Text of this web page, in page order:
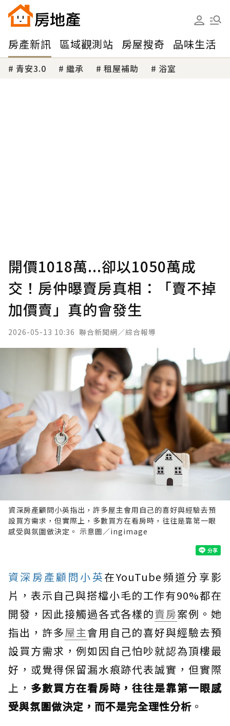
房產新訊 區域觀測站 房屋搜奇 品味生活
青安3.0 繼承 租屋補助 浴室
開價1018萬...卻以1050萬成
交！房仲曝賣房真相：「賣不掉
加價賣」真的會發生
2026-05-13 10:36 聯合新聞網／綜合報導
資深房產顧問小英指出，許多屋主會用自己的喜好與經驗去預
設買方需求，但實際上，多數買方在看房時，往往是靠第一眼
感受與氛圍做決定。 示意圖／ingimage
資深房產顧問小英在YouTube頻道分享影
片，表示自己與搭檔小毛的工作有90%都在
開發，因此接觸過各式各樣的賣房案例。她
指出，許多屋主會用自己的喜好與經驗去預
設買方需求，例如因自己怕吵就認為頂樓最
好，或覺得保留漏水痕跡代表誠實，但實際
上， 多數買方在看房時，往往是靠第一眼感
受與氛圍做決定，而不是完全理性分析 。